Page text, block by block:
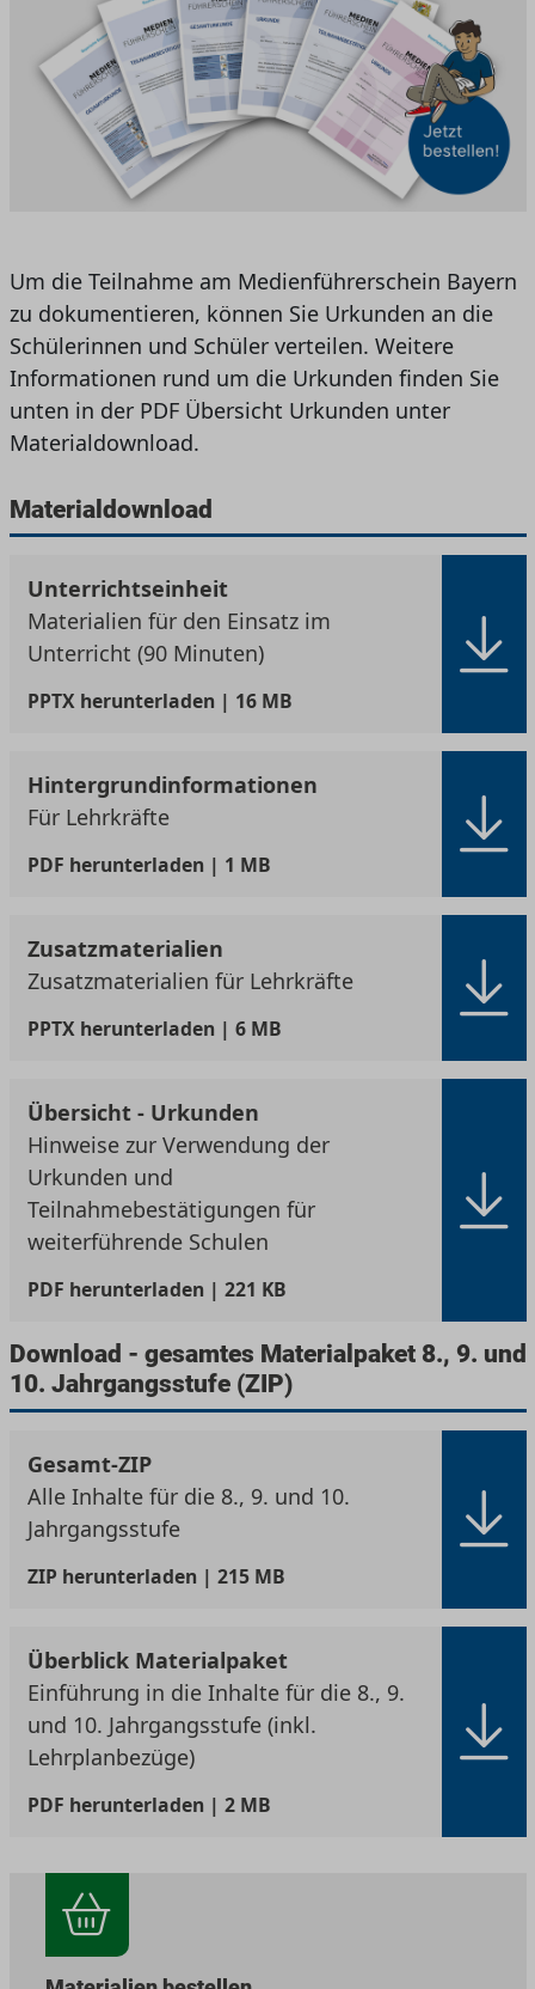
Um die Teilnahme am Medienführerschein Bayern
zu dokumentieren, können Sie Urkunden an die
Schülerinnen und Schüler verteilen. Weitere
Informationen rund um die Urkunden finden Sie
unten in der PDF Übersicht Urkunden unter
Materialdownload.
Materialdownload
Unterrichtseinheit
Materialien für den Einsatz im
Unterricht (90 Minuten)
PPTXherunterladen | 16 MB
Hintergrundinformationen
Für Lehrkräfte
PDF herunterladen | 1 MB
Zusatzmaterialien
Zusatzmaterialien für Lehrkräfte
PPTXherunterladen | 6 MB
Übersicht - Urkunden
Hinweise zur Verwendung der
Urkunden und
Teilnahmebestätigungen für
weiterführende Schulen
PDF herunterladen | 221 KB
Download - gesamtes Materialpaket 8., 9. und
10. Jahrgangsstufe (ZIP)
Gesamt-ZIP
Alle Inhalte für die 8., 9. und 10.
Jahrgangsstufe
ZIP herunterladen | 215 MB
Überblick Materialpaket
Einführung in die Inhalte für die 8., 9.
und 10. Jahrgangsstufe (inkl.
Lehrplanbezüge)
PDF herunterladen | 2 MB